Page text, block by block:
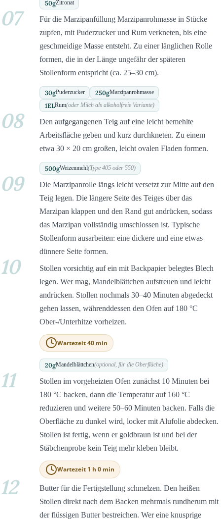
50gZitronat
07
Für die Marzipanfüllung Marzipanrohmasse in Stücke
zupfen, mit Puderzucker und Rum verkneten, bis eine
geschmeidige Masse entsteht. Zu einer länglichen Rolle
formen, die in der Länge ungefähr der späteren
Stollenform entspricht (ca. 25–30 cm).
30gPuderzucker 250gMarzipanrohmasse
1ELRum(oder Milch als alkoholfreie Variante)
08
Den aufgegangenen Teig auf eine leicht bemehlte
Arbeitsfläche geben und kurz durchkneten. Zu einem
etwa 30 × 20 cm großen, leicht ovalen Fladen formen.
500gWeizenmehl(Type 405 oder 550)
09
Die Marzipanrolle längs leicht versetzt zur Mitte auf den
Teig legen. Die längere Seite des Teiges über das
Marzipan klappen und den Rand gut andrücken, sodass
das Marzipan vollständig umschlossen ist. Typische
Stollenform ausarbeiten: eine dickere und eine etwas
dünnere Seite formen.
10
Stollen vorsichtig auf ein mit Backpapier belegtes Blech
legen. Wer mag, Mandelblättchen aufstreuen und leicht
andrücken. Stollen nochmals 30–40 Minuten abgedeckt
gehen lassen, währenddessen den Ofen auf 180 °C
Ober-/Unterhitze vorheizen.
Wartezeit 40 min
20gMandelblättchen(optional, für die Oberfläche)
11
Stollen im vorgeheizten Ofen zunächst 10 Minuten bei
180 °C backen, dann die Temperatur auf 160 °C
reduzieren und weitere 50–60 Minuten backen. Falls die
Oberfläche zu dunkel wird, locker mit Alufolie abdecken.
Stollen ist fertig, wenn er goldbraun ist und bei der
Stäbchenprobe kein Teig mehr kleben bleibt.
Wartezeit 1 h 0 min
12
Butter für die Fertigstellung schmelzen. Den heißen
Stollen direkt nach dem Backen mehrmals rundherum mit
der flüssigen Butter bestreichen. Wer eine knusprige